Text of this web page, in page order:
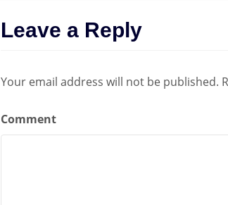
Leave a Reply
Your email address will not be published.
Comment